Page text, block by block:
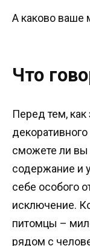
А каково ваше
Что
Перед тем,
сможете ли
содержание и
себе особого
исключение.
питомцы –
рядом с